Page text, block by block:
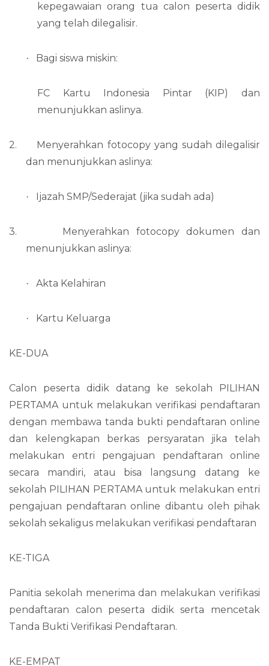
kepegawaian orang tua calon peserta didik
yang telah dilegalisir.
· Bagi siswa miskin:
FC Kartu Indonesia Pintar (KIP) dan
menunjukkan aslinya.
2.
Menyerahkan fotocopy yang sudah dilegalisir
dan menunjukkan aslinya:
· Ijazah SMP/Sederajat (jika sudah ada)
3.
Menyerahkan fotocopy dokumen dan
menunjukkan aslinya:
· Akta Kelahiran
· Kartu Keluarga
KE-DUA
Calon peserta didik datang ke sekolah PILIHAN
PERTAMA untuk melakukan verifikasi pendaftaran
dengan membawa tanda bukti pendaftaran online
dan kelengkapan berkas persyaratan jika telah
melakukan entri pengajuan pendaftaran online
secara mandiri, atau bisa langsung datang ke
sekolah PILIHAN PERTAMA untuk melakukan entri
pengajuan pendaftaran online dibantu oleh pihak
sekolah sekaligus melakukan verifikasi pendaftaran
KE-TIGA
Panitia sekolah menerima dan melakukan verifikasi
pendaftaran calon peserta didik serta mencetak
Tanda Bukti Verifikasi Pendaftaran.
KE-EMPAT